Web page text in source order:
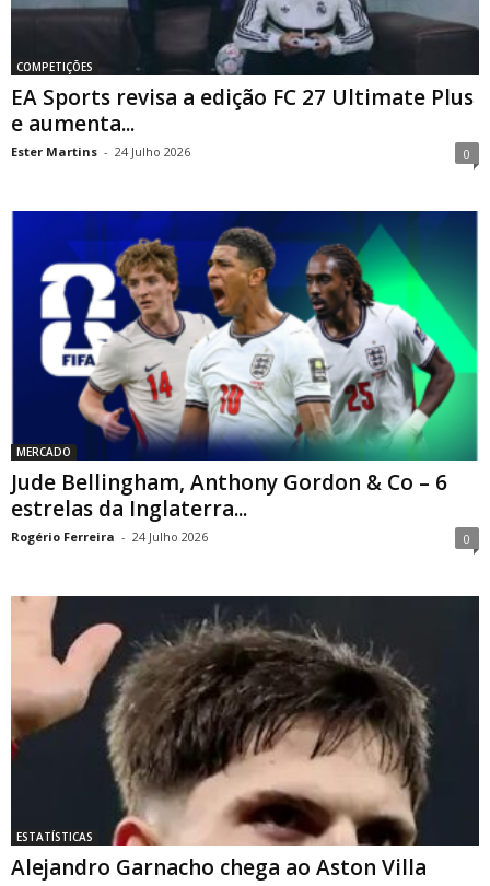
COMPETIÇÕES
EA Sports revisa a edição FC 27 Ultimate Plus
e aumenta...
Ester Martins - 24 Julho 2026 0
MERCADO
Jude Bellingham, Anthony Gordon & Co – 6
estrelas da Inglaterra...
Rogério Ferreira - 24 Julho 2026 0
ESTATÍSTICAS
Alejandro Garnacho chega ao Aston Villa